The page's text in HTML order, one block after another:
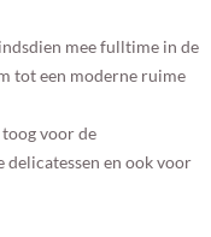
mee fulltime in de
tot een moderne ruime
voor de
en ook voor